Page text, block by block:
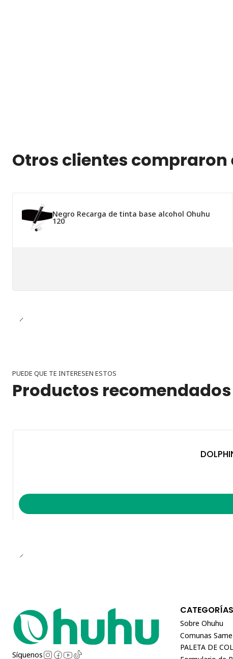
Otros clientes
Negro Recarga de tinta base alcohol Ohuhu
120
PUEDE QUE TE INTERESEN ESTOS
Productos recomendados
Síguenos
CATEGORÍAS
Sobre Ohuhu
Comunas
PALETA DE